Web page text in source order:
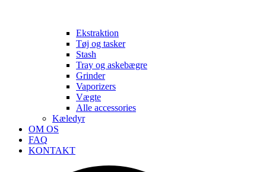
Ekstraktion
Tøj og tasker
Stash
Tray og askebægre
Grinder
Vaporizers
Vægte
Alle accessories
Kæledyr
OM OS
FAQ
KONTAKT